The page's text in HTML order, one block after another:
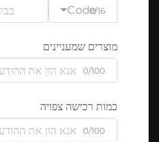
Code0/16
מוצרים שמעניינים
0/100
כמות רכישה צפויה
0/100